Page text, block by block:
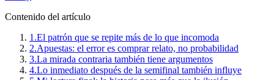
Contenido del artículo
1.El patrón que se repite más de lo que incomoda
2.Apuestas: el error es comprar relato, no probabilidad
3.La mirada contraria también tiene argumentos
4.Lo inmediato después de la semifinal también influye